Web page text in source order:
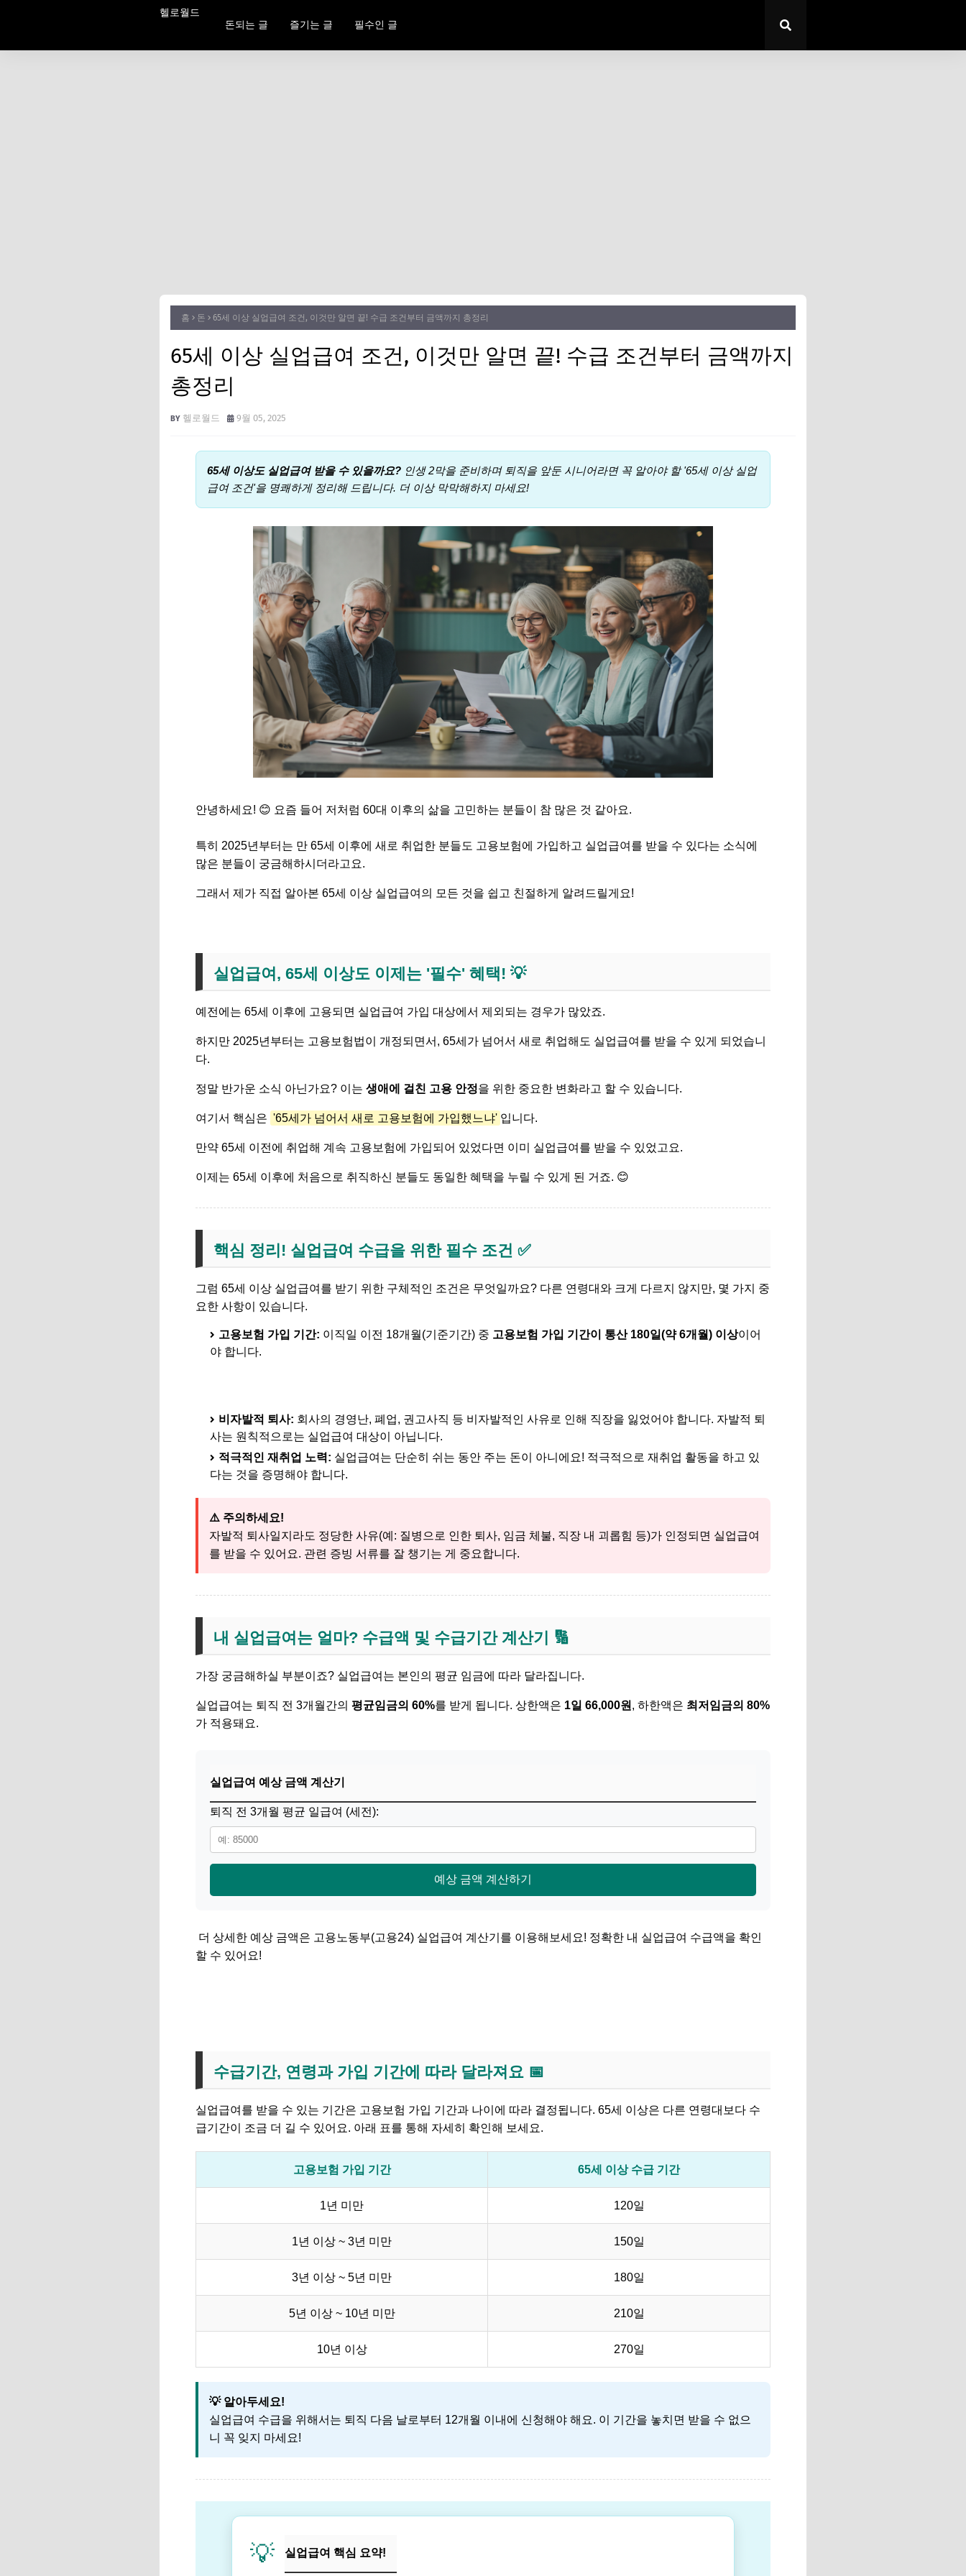
헬로월드
돈되는 글
즐기는 글 필수인 글
홈 돈 65세 이상 실업급여 조건, 이것만 알면 끝! 수급 조건부터 금액까지 총정리
65세 이상 실업급여 조건, 이것만 알면 끝! 수급 조건부터 금액까지
총정리
헬로월드 9월 05, 2025
65세 이상도 실업급여 받을 수 있을까요? 인생 2막을 준비하며 퇴직을 앞둔 시니어라면 꼭 알아야 할 '65세 이상 실업
급여 조건'을 명쾌하게 정리해 드립니다. 더 이상 막막해하지 마세요!
안녕하세요! 😊 요즘 들어 저처럼 60대 이후의 삶을 고민하는 분들이 참 많은 것 같아요.
특히 2025년부터는 만 65세 이후에 새로 취업한 분들도 고용보험에 가입하고 실업급여를 받을 수 있다는 소식에
많은 분들이 궁금해하시더라고요.
그래서 제가 직접 알아본 65세 이상 실업급여의 모든 것을 쉽고 친절하게 알려드릴게요!
실업급여, 65세 이상도 이제는 '필수' 혜택! 💡
예전에는 65세 이후에 고용되면 실업급여 가입 대상에서 제외되는 경우가 많았죠.
하지만 2025년부터는 고용보험법이 개정되면서, 65세가 넘어서 새로 취업해도 실업급여를 받을 수 있게 되었습니
다.
정말 반가운 소식 아닌가요? 이는 생애에 걸친 고용 안정을 위한 중요한 변화라고 할 수 있습니다.
여기서 핵심은 '65세가 넘어서 새로 고용보험에 가입했느냐' 입니다.
만약 65세 이전에 취업해 계속 고용보험에 가입되어 있었다면 이미 실업급여를 받을 수 있었고요.
이제는 65세 이후에 처음으로 취직하신 분들도 동일한 혜택을 누릴 수 있게 된 거죠. 😊
핵심 정리! 실업급여 수급을 위한 필수 조건 ✅
그럼 65세 이상 실업급여를 받기 위한 구체적인 조건은 무엇일까요? 다른 연령대와 크게 다르지 않지만, 몇 가지 중
요한 사항이 있습니다.
고용보험 가입 기간: 이직일 이전 18개월(기준기간) 중 고용보험 가입 기간이 통산 180일(약 6개월) 이상이어
야 합니다.
비자발적 퇴사: 회사의 경영난, 폐업, 권고사직 등 비자발적인 사유로 인해 직장을 잃었어야 합니다. 자발적 퇴
사는 원칙적으로는 실업급여 대상이 아닙니다.
적극적인 재취업 노력: 실업급여는 단순히 쉬는 동안 주는 돈이 아니에요! 적극적으로 재취업 활동을 하고 있
다는 것을 증명해야 합니다.
⚠️ 주의하세요!
자발적 퇴사일지라도 정당한 사유(예: 질병으로 인한 퇴사, 임금 체불, 직장 내 괴롭힘 등)가 인정되면 실업급여
를 받을 수 있어요. 관련 증빙 서류를 잘 챙기는 게 중요합니다.
내 실업급여는 얼마? 수급액 및 수급기간 계산기 🔢
가장 궁금해하실 부분이죠? 실업급여는 본인의 평균 임금에 따라 달라집니다.
실업급여는 퇴직 전 3개월간의 평균임금의 60%를 받게 됩니다. 상한액은 1일 66,000원 , 하한액은 최저임금의 80%
가 적용돼요.
실업급여 예상 금액 계산기
퇴직 전 3개월 평균 일급여 (세전):
예상 금액 계산하기
더 상세한 예상 금액은 고용노동부(고용24) 실업급여 계산기를 이용해보세요! 정확한 내 실업급여 수급액을 확인
할 수 있어요!
수급기간, 연령과 가입 기간에 따라 달라져요 📅
실업급여를 받을 수 있는 기간은 고용보험 가입 기간과 나이에 따라 결정됩니다. 65세 이상은 다른 연령대보다 수
급기간이 조금 더 길 수 있어요. 아래 표를 통해 자세히 확인해 보세요.
고용보험 가입 기간 65세 이상 수급 기간
1년 미만 120일
1년 이상 ~ 3년 미만 150일
3년 이상 ~ 5년 미만 180일
5년 이상 ~ 10년 미만 210일
10년 이상 270일
💡 알아두세요!
실업급여 수급을 위해서는 퇴직 다음 날로부터 12개월 이내에 신청해야 해요. 이 기간을 놓치면 받을 수 없으
니 꼭 잊지 마세요!
💡 실업급여 핵심 요약!